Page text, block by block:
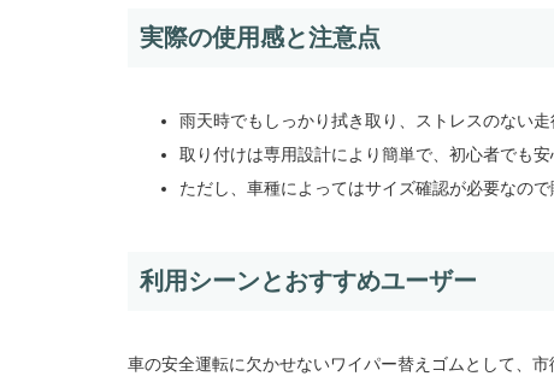
実際の使用感と注意点
雨天時でもしっかり拭き取り、ストレスのない走
取り付けは専用設計により簡単で、初心者でも安
ただし、車種によってはサイズ確認が必要なので
利用シーンとおすすめユーザー
車の安全運転に欠かせないワイパー替えゴムとして、